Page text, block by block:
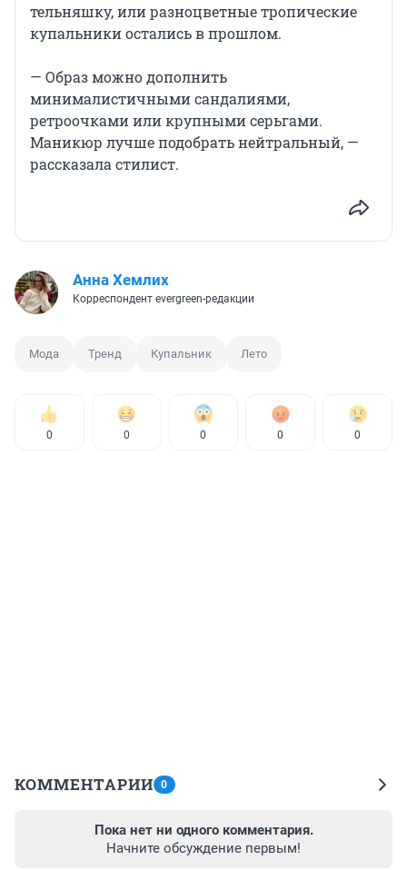
тельняшку, или разноцветные тропические
купальники остались в прошлом.
— Образ можно дополнить
минималистичными сандалиями,
ретроочками или крупными серьгами.
Маникюр лучше подобрать нейтральный, —
рассказала стилист.
Анна Хемлих
Корреспондент evergreen-редакции
Мода Тренд Купальник Лето
0 0 0 0 0
КОММЕНТАРИИ 0
Пока нет ни одного комментария.
Начните обсуждение первым!